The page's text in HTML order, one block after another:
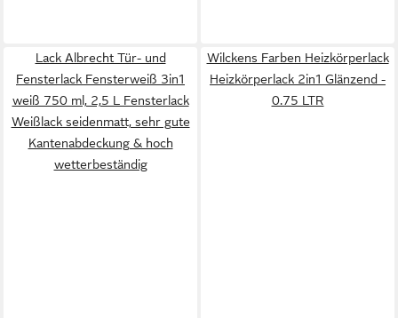
Lack Albrecht Tür- und
Fensterlack Fensterweiß 3in1
weiß 750 ml, 2,5 L Fensterlack
Weißlack seidenmatt, sehr gute
Kantenabdeckung & hoch
wetterbeständig
Wilckens Farben Heizkörperlack
Heizkörperlack 2in1 Glänzend -
0.75 LTR